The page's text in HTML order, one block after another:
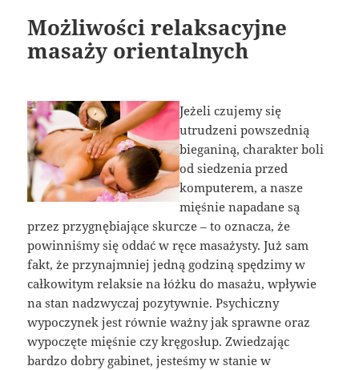
Możliwości relaksacyjne
masaży orientalnych
Jeżeli czujemy się
utrudzeni powszednią
bieganiną, charakter boli
od siedzenia przed
komputerem, a nasze
mięśnie napadane są
przez przygnębiające skurcze – to oznacza, że
powinniśmy się oddać w ręce masażysty. Już sam
fakt, że przynajmniej jedną godziną spędzimy w
całkowitym relaksie na łóżku do masażu, wpływie
na stan nadzwyczaj pozytywnie. Psychiczny
wypoczynek jest równie ważny jak sprawne oraz
wypoczęte mięśnie czy kręgosłup. Zwiedzając
bardzo dobry gabinet, jesteśmy w stanie w